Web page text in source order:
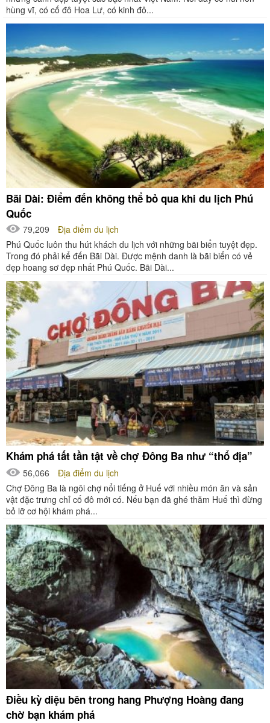
hùng vĩ, có cố đô Hoa Lư, có kinh đô...
Bãi Dài: Điểm đến không thể bỏ qua khi du lịch Phú
Quốc
79,209
Địa điểm du lịch
Phú Quốc luôn thu hút khách du lịch với những bãi biển tuyệt đẹp.
Trong đó phải kể đến Bãi Dài. Được mệnh danh là bãi biển có vẻ
đẹp hoang sơ đẹp nhất Phú Quốc. Bãi Dài...
Khám phá tất tần tật về chợ Đông Ba như “thổ địa”
56,066
Địa điểm du lịch
Chợ Đông Ba là ngôi chợ nổi tiếng ở Huế với nhiều món ăn và sản
vật đặc trưng chỉ cố đô mới có. Nếu bạn đã ghé thăm Huế thì đừng
bỏ lỡ cơ hội khám phá...
Điều kỳ diệu bên trong hang Phượng Hoàng đang
chờ bạn khám phá